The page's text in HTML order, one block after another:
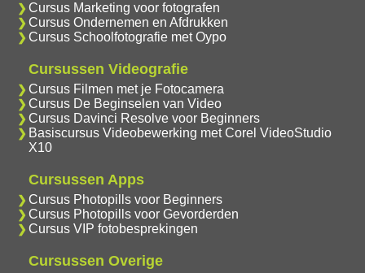
Cursus Marketing voor fotografen
Cursus Ondernemen en Afdrukken
Cursus Schoolfotografie met Oypo
Cursussen Videografie
Cursus Filmen met je Fotocamera
Cursus De Beginselen van Video
Cursus Davinci Resolve voor Beginners
Basiscursus Videobewerking met Corel VideoStudio
X10
Cursussen Apps
Cursus Photopills voor Beginners
Cursus Photopills voor Gevorderden
Cursus VIP fotobesprekingen
Cursussen Overige